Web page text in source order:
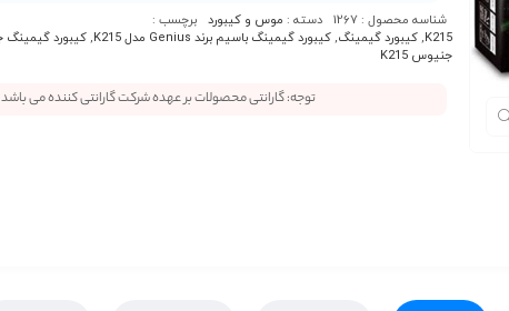
شناسه محصول : 1267 دسته : موس و کیبورد
برچسب :
K215
,کیبورد گیمینگ,کیبورد گیمینگ باسیم برند Genius مدل K215 ,کیبورد
جنیوس K215
توجه: گارانتی محصولات بر عهده شرکت گارانتی کننده می باشد